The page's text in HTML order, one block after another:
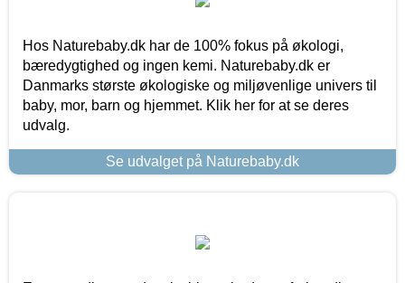
Hos Naturebaby.dk har de 100% fokus på økologi,
bæredygtighed og ingen kemi. Naturebaby.dk er
Danmarks største økologiske og miljøvenlige univers til
baby, mor, barn og hjemmet. Klik her for at se deres
udvalg.
Se udvalget på Naturebaby.dk